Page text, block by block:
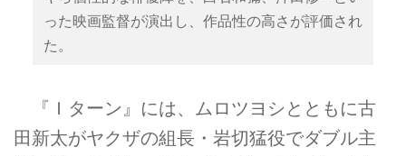
った映画監督が演出し、作品性の高さが評価され
た。
『Ｉターン』には、ムロツヨシとともに古
田新太がヤクザの組長・岩切猛役でダブル主